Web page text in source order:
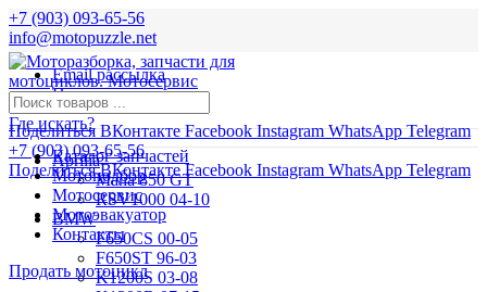
+7 (903) 093-65-56
info@motopuzzle.net
Email рассылка
Новости
Поделиться ВКонтакте Facebook Instagram WhatsApp Telegram
+7 (903) 093-65-56
Поделиться ВКонтакте Facebook Instagram WhatsApp Telegram
Где искать?
Aprilia
Mana 850 GT
RSV1000 04-10
BMW
F650CS 00-05
F650ST 96-03
K1200S 03-08
Каталог запчастей
Мотоподбор
Мотосервис
Мотоэвакуатор
Контакты
Продать мотоцикл